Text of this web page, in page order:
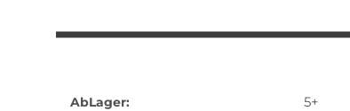
AbLager: 5+